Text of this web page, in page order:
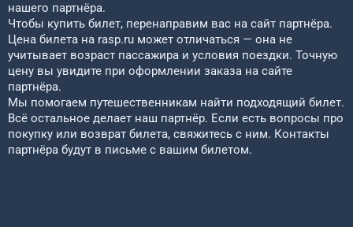
нашего партнёра.
Чтобы купить билет, перенаправим вас на сайт партнёра.
Цена билета на rasp.ru может отличаться — она не
учитывает возраст пассажира и условия поездки. Точную
цену вы увидите при оформлении заказа на сайте
партнёра.
Мы помогаем путешественникам найти подходящий билет.
Всё остальное делает наш партнёр. Если есть вопросы про
покупку или возврат билета, свяжитесь с ним. Контакты
партнёра будут в письме с вашим билетом.